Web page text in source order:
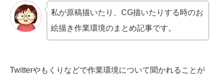
私が原稿描いたり、CG描いたりする時のお
絵描き作業環境のまとめ記事です。
Twitterやもくりなどで作業環境について聞かれることが